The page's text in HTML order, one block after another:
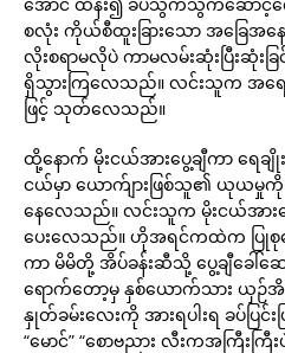
စလုံး ကိုယ်စီထူးခြားသော အခြေအန
လိုးစရာမလိုပဲ ကာမလမ်းဆုံးပြီးဆုံး
ရှိသွားကြလေသည်။ လင်းသူက အရေမ
ဖြင့် သုတ်လေသည်။
ထို့နောက် မိုးငယ်အားပွေ့ချီကာ ရေခ
ငယ်မှာ ယောက်ျားဖြစ်သူ၏ ယုယမှုကို
နေလေသည်။ လင်းသူက မိုးငယ်အား
ပေးလေသည်။ ဟိုအရင်ကထဲက ပြုစုပ
ကာ မိမိတို့ အိပ်ခန်းဆီသို့ ပွေ့ချီခေါ်
ရောက်တော့မှ နှစ်ယောက်သား ယှဉ်
နှုတ်ခမ်းလေးကို အားရပါးရ ခပ်ပြင်းပြ
“မောင်” “စောဗညား လီးကအကြီးကြီ